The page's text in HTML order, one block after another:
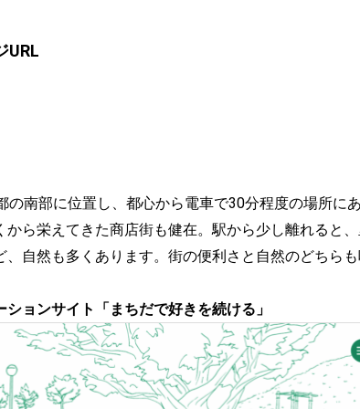
URL
の南部に位置し、都⼼から電⾞で30分程度の場所に
から栄えてきた商店街も健在。駅から少し離れると
⾃然も多くあります。街の便利さと⾃然のどちらも
ョンサイト「まちだで好きを続ける」